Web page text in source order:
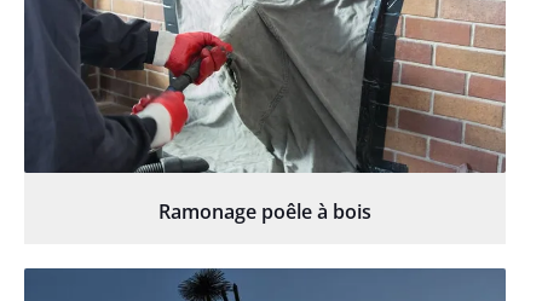
Ramonage poêle à bois